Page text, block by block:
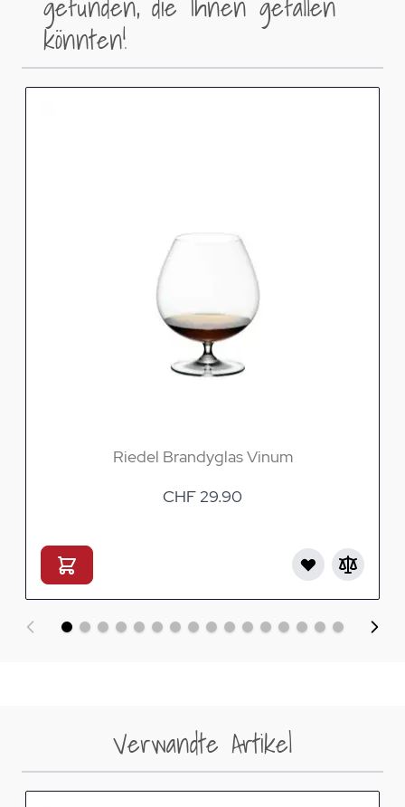
könnten!
Riedel Brandyglas Vinum
CHF 29.90
Verwandte Artikel